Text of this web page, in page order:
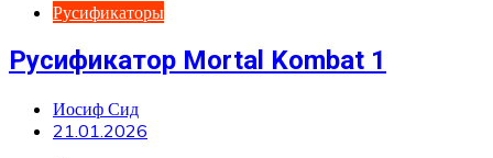
Русификаторы
Русификатор Mortal Kombat 1
Иосиф Сид
21.01.2026